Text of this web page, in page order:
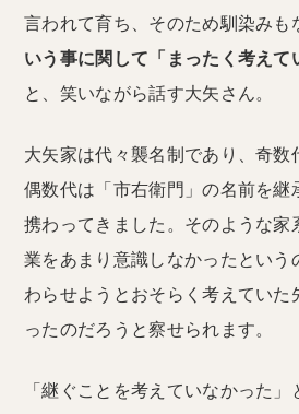
言われて育ち、そのため馴染みも
いう事に関して「まったく考えて
と、笑いながら話す大矢さん。
大矢家は代々襲名制であり、奇数
偶数代は「市右衛門」の名前を継
携わってきました。そのような家
業をあまり意識しなかったという
わらせようとおそらく考えていた
ったのだろうと察せられます。
「継ぐことを考えていなかった」